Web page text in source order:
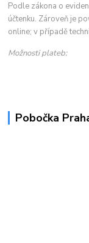
Podle zákona o
účtenku. Zároveň je
online; v případě
Možnosti plateb:
Pobočka